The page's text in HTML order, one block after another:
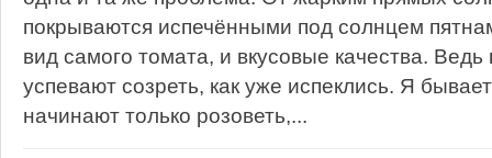
покрываются испечёнными под солнцем
вид самого томата, и вкусовые качества.
успевают созреть, как уже испеклись. Я
начинают только розоветь,...